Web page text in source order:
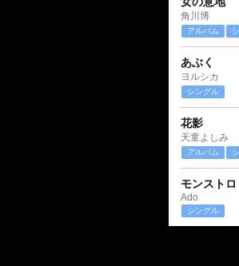
角川博
アルバム
あぶく
ヨルシカ
シングル
花影
天童よしみ
アルバム
モンストロ
Ado
シングル